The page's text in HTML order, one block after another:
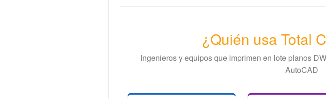
¿Quién usa Total
Ingenieros y equipos que imprimen en lote planos
AutoCAD